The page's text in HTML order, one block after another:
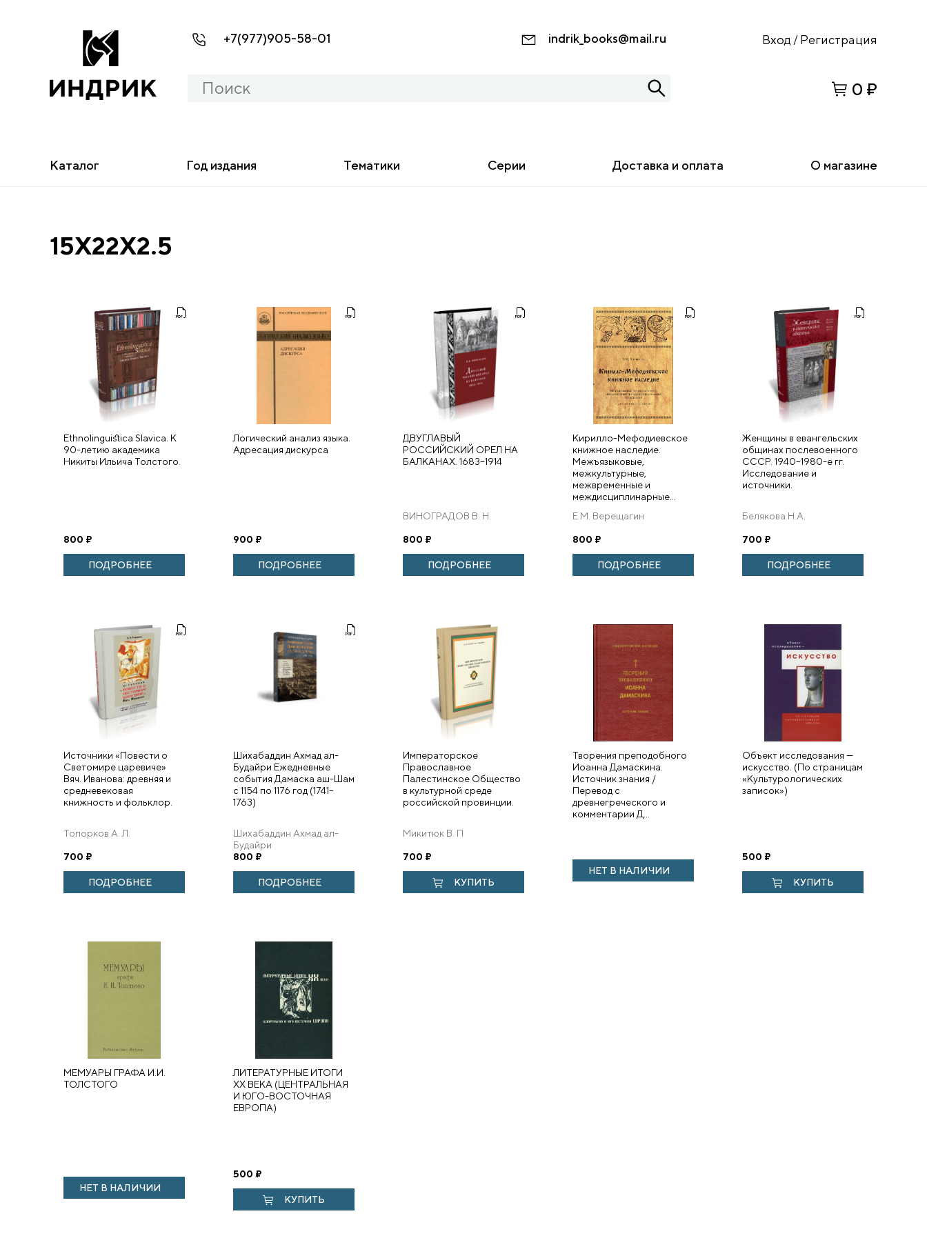
+7(977)905-58-01 indrik_books@mail.ru Вход / Регистрация
0 ₽
Каталог Год издания Тематики Серии Доставка и оплата О магазине
15X22X2.5
Ethnolinguistica Slavica. К
90-летию академика
Никиты Ильича Толстого.
800 ₽
ПОДРОБНЕЕ
Логический анализ языка.
Адресация дискурса
900 ₽
ПОДРОБНЕЕ
ДВУГЛАВЫЙ
РОССИЙСКИЙ ОРЕЛ НА
БАЛКАНАХ. 1683–1914
ВИНОГРАДОВ В. Н.
800 ₽
ПОДРОБНЕЕ
Кирилло-Мефодиевское
книжное наследие.
Межъязыковые,
межкультурные,
межвременные и
междисциплинарные...
Е.М. Верещагин
800 ₽
ПОДРОБНЕЕ
Женщины в евангельских
общинах послевоенного
СССР. 1940–1980-е гг.
Исследование и
источники.
Белякова Н.А.
700 ₽
ПОДРОБНЕЕ
Источники «Повести о
Светомире царевиче»
Вяч. Иванова: древняя и
средневековая
книжность и фольклор.
Топорков А. Л.
700 ₽
ПОДРОБНЕЕ
Шихабаддин Ахмад ал-
Будайри Ежедневные
события Дамаска аш-Шам
с 1154 по 1176 год (1741–
1763)
Шихабаддин Ахмад ал-
Будайри
800 ₽
ПОДРОБНЕЕ
Императорское
Православное
Палестинское Общество
в культурной среде
российской провинции.
Микитюк В. П
700 ₽
КУПИТЬ
Творения преподобного
Иоанна Дамаскина.
Источник знания /
Перевод с
древнегреческого и
комментарии Д...
НЕТ В НАЛИЧИИ
Объект исследования —
искусство. (По страницам
«Культурологических
записок»)
500 ₽
КУПИТЬ
МЕМУАРЫ ГРАФА И.И.
ТОЛСТОГО
НЕТ В НАЛИЧИИ
ЛИТЕРАТУРНЫЕ ИТОГИ
XX ВЕКА (ЦЕНТРАЛЬНАЯ
И ЮГО-ВОСТОЧНАЯ
ЕВРОПА)
500 ₽
КУПИТЬ